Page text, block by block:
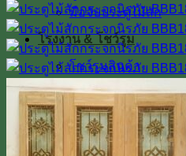
มือจับประตูไม้สัก
โรงงาน & โชว์รูม
โชว์รูมสินค้า
เตาอบไม้สัก
เกรดไม้สัก
เกี่ยวกับเรา
ค่าทำสี